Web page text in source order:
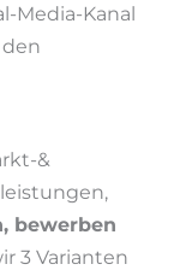
Media-Kanal
&
bewerben
3 Varianten